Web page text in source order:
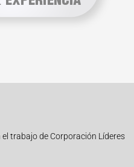
trabajo de Corporación Líderes